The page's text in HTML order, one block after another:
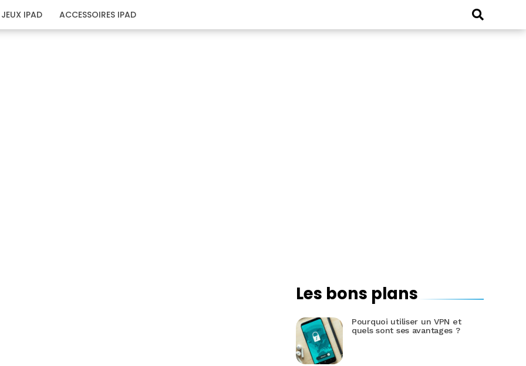
JEUX IPAD ACCESSOIRES IPAD
Les bons plans
Pourquoi utiliser un VPN et
quels sont ses avantages ?